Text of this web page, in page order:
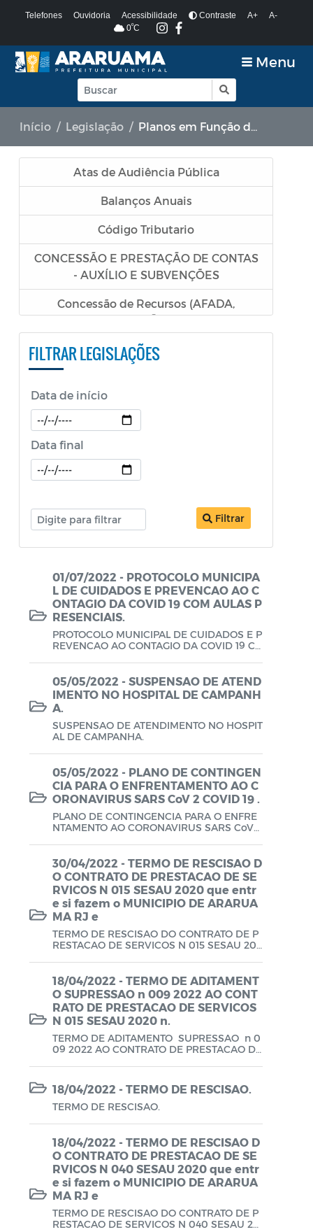
Telefones Ouvidoria Acessibilidade Contraste A+
A-
0ºC
Menu
Início Legislação Planos em Função da COVID-19
Atas de Audiência Pública
Balanços Anuais
Código Tributario
CONCESSÃO E PRESTAÇÃO DE CONTAS
- AUXÍLIO E SUBVENÇÕES
Concessão de Recursos (AFADA,
PESTALOZZI e SÃO BENEDITO)
Constituição Federal
Decretos SEPOL
Decretos Sobre o Coronavírus COVID-19
Legislação ISS
Legislação Tributária - IPTU
Lei Aldir Blanc
Lei Aldir Blanc - PNAB 2
Lei Aldir Blanc - PNAB 2025
Lei Aldir Blanc - EDITAL EMERGENCIAL
DE PROJETOS CULTURAIS
EMERGENCIAL DA CULTURA
Lei Complementar
Leis
Leis Sobre o Coronavírus COVID-19
Movimentações Orçamentárias
Plano de Contratações Anual (PCA)
Prestação de Contas de Governo
QDD - Quadro de Detalhamento das
Relatório de Gestão Fiscal (RGF) - A partir
de 2021
Relatório Resumido da Execução
Orçamentária (RREO) - A partir de 2021
Saúde - Leis e Decretos
FILTRAR LEGISLAÇÕES
Data de início
Data final
Filtrar
01/07/2022 - PROTOCOLO MUNICIPA
L DE CUIDADOS E PREVENCAO AO C
ONTAGIO DA COVID 19 COM AULAS P
RESENCIAIS.
PROTOCOLO MUNICIPAL DE CUIDADOS E P
REVENCAO AO CONTAGIO DA COVID 19 CO
05/05/2022 - SUSPENSAO DE ATEND
IMENTO NO HOSPITAL DE CAMPANH
A.
SUSPENSAO DE ATENDIMENTO NO HOSPIT
AL DE CAMPANHA.
05/05/2022 - PLANO DE CONTINGEN
CIA PARA O ENFRENTAMENTO AO C
ORONAVIRUS SARS CoV 2 COVID 19 .
PLANO DE CONTINGENCIA PARA O ENFRE
NTAMENTO AO CORONAVIRUS SARS CoV
30/04/2022 - TERMO DE RESCISAO D
O CONTRATO DE PRESTACAO DE SE
RVICOS N 015 SESAU 2020 que entr
e si fazem o MUNICIPIO DE ARARUA
MA RJ e
TERMO DE RESCISAO DO CONTRATO DE P
RESTACAO DE SERVICOS N 015 SESAU 202
ICOS COMBINADOS.
18/04/2022 - TERMO DE ADITAMENT
O SUPRESSAO n 009 2022 AO CONT
RATO DE PRESTACAO DE SERVICOS
N 015 SESAU 2020 n.
TERMO DE ADITAMENTO SUPRESSAO n 0
09 2022 AO CONTRATO DE PRESTACAO DE
18/04/2022 - TERMO DE RESCISAO.
TERMO DE RESCISAO.
18/04/2022 - TERMO DE RESCISAO D
O CONTRATO DE PRESTACAO DE SE
RVICOS N 040 SESAU 2020 que entr
e si fazem o MUNICIPIO DE ARARUA
MA RJ e
TERMO DE RESCISAO DO CONTRATO DE P
RESTACAO DE SERVICOS N 040 SESAU 20